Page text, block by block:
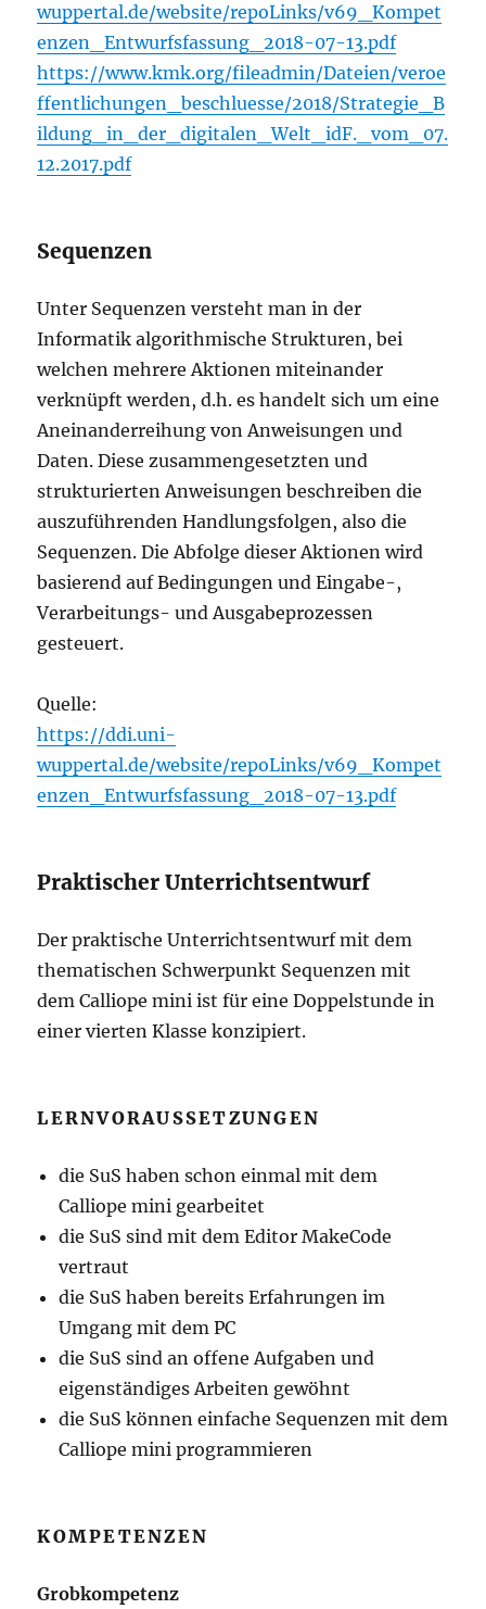
wuppertal.de/website/repoLinks/v69_Kompet
enzen_Entwurfsfassung_2018-07-13.pdf
https://www.kmk.org/fileadmin/Dateien/veroe
ffentlichungen_beschluesse/2018/Strategie_B
ildung_in_der_digitalen_Welt_idF._vom_07.
12.2017.pdf
Sequenzen
Unter Sequenzen versteht man in der
Informatik algorithmische Strukturen, bei
welchen mehrere Aktionen miteinander
verknüpft werden, d.h. es handelt sich um eine
Aneinanderreihung von Anweisungen und
Daten. Diese zusammengesetzten und
strukturierten Anweisungen beschreiben die
auszuführenden Handlungsfolgen, also die
Sequenzen. Die Abfolge dieser Aktionen wird
basierend auf Bedingungen und Eingabe-,
Verarbeitungs- und Ausgabeprozessen
gesteuert.
Quelle:
https://ddi.uni-
wuppertal.de/website/repoLinks/v69_Kompet
enzen_Entwurfsfassung_2018-07-13.pdf
Praktischer Unterrichtsentwurf
Der praktische Unterrichtsentwurf mit dem
thematischen Schwerpunkt Sequenzen mit
dem Calliope mini ist für eine Doppelstunde in
einer vierten Klasse konzipiert.
LERNVORAUSSETZUNGEN
die SuS haben schon einmal mit dem
Calliope mini gearbeitet
die SuS sind mit dem Editor MakeCode
vertraut
die SuS haben bereits Erfahrungen im
Umgang mit dem PC
die SuS sind an offene Aufgaben und
eigenständiges Arbeiten gewöhnt
die SuS können einfache Sequenzen mit dem
Calliope mini programmieren
KOMPETENZEN
Grobkompetenz